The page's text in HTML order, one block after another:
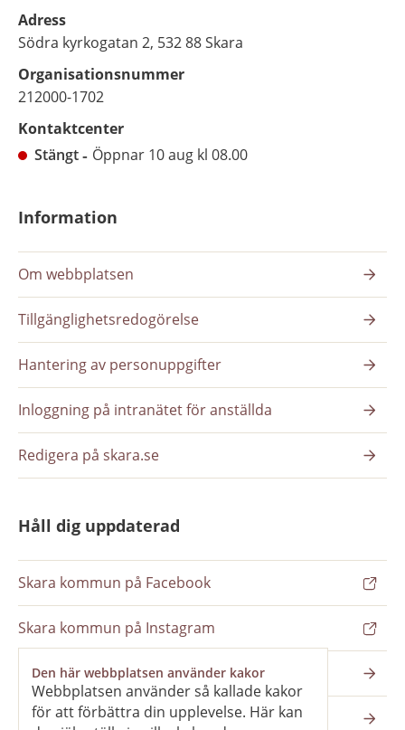
Den här webbplatsen använder kakor
Webbplatsen använder så kallade kakor
för att förbättra din upplevelse. Här kan
Adress
Södra kyrkogatan 2, 532 88 Skara
Organisationsnummer
212000-1702
Kontaktcenter
Stängt
Öppnar 10 aug kl 08.00
Information
Om webbplatsen
Tillgänglighetsredogörelse
Hantering av personuppgifter
Inloggning på intranätet för anställda
Redigera på skara.se
Håll dig uppdaterad
Skara kommun på Facebook
Skara kommun på Instagram
Nyhetsbrev
Pressrum